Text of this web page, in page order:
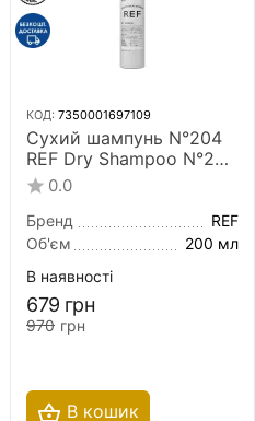
КОД: 7350001697109
Сухий шампунь N°204
REF Dry Shampoo N°204
200 мл
0.0
Бренд
REF
Об'єм
200 мл
В наявності
970 грн
679 грн
В кошик